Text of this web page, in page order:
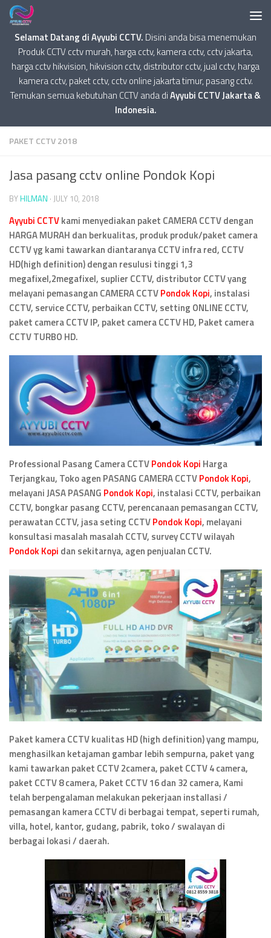
Selamat Datang di Ayyubi CCTV. Disini anda bisa menemukan
Produk CCTV cctv murah, harga cctv, kamera cctv, cctv jakarta,
harga cctv hikvision, hikvision cctv, distributor cctv, jual cctv, harga
kamera cctv, paket cctv, cctv online jakarta timur, pasang cctv.
Temukan semua kebutuhan CCTV anda diAyyubi CCTV Jakarta &
Indonesia.
PAKET CCTV 2018
Jasa pasang cctv online Pondok Kopi
BY HILMAN · JULY 10, 2018
Ayyubi CCTVkami menyediakan paket CAMERA CCTV dengan
HARGA MURAH dan berkualitas, produk produk/paket camera
CCTV yg kami tawarkan diantaranya CCTV infra red, CCTV
HD(high definition) dengan resulusi tinggi 1,3
megafixel,2megafixel, suplier CCTV, distributor CCTV yang
melayani pemasangan CAMERA CCTVPondok Kopi, instalasi
CCTV, service CCTV, perbaikan CCTV, setting ONLINE CCTV,
paket camera CCTV IP, paket camera CCTV HD, Paket camera
CCTV TURBO HD.
Professional Pasang Camera CCTVPondok Kopi Harga
Terjangkau, Toko agen PASANG CAMERA CCTVPondok Kopi,
melayani JASA PASANG Pondok Kopi, instalasi CCTV, perbaikan
CCTV, bongkar pasang CCTV, perencanaan pemasangan CCTV,
perawatan CCTV, jasa seting CCTVPondok Kopi, melayani
konsultasi masalah masalah CCTV, survey CCTV wilayah
Pondok Kopi dan sekitarnya, agen penjualan CCTV.
Paket kamera CCTV kualitas HD (high definition) yang mampu,
menghasilkan ketajaman gambar lebih sempurna, paket yang
kami tawarkan paket CCTV 2camera, paket CCTV 4 camera,
paket CCTV 8 camera, Paket CCTV 16 dan 32 camera, Kami
telah berpengalaman melakukan pekerjaan installasi /
pemasangan kamera CCTV di berbagai tempat, seperti rumah,
villa, hotel, kantor, gudang, pabrik, toko / swalayan di
berbagai lokasi / daerah.